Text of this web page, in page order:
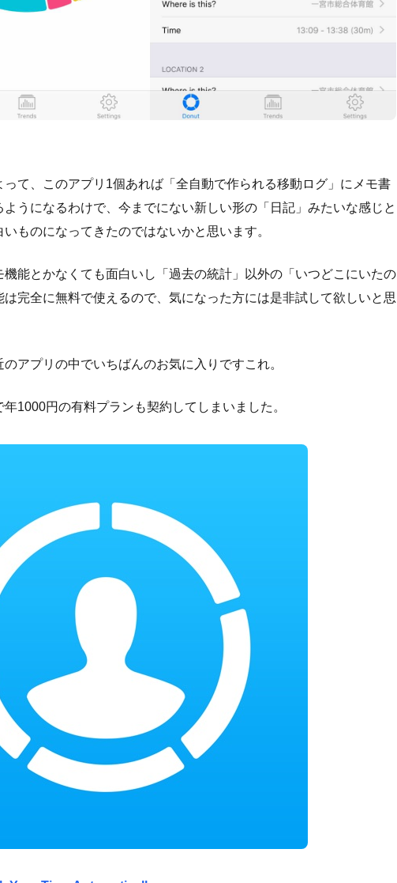
って、このアプリ1個あれば「全自動で作られる移動ログ」にメモ書
ようになるわけで、今までにない新しい形の「日記」みたいな感じと
いものになってきたのではないかと思います。
機能とかなくても面白いし「過去の統計」以外の「いつどこにいたの
は完全に無料で使えるので、気になった方には是非試して欲しいと思
アプリの中でいちばんのお気に入りですこれ。
1000円の有料プランも契約してしまいました。